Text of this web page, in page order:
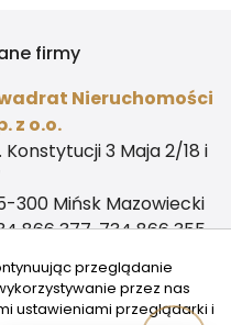
firmy
Nieruchomości
z o.o.
Konstytucji 3 Maja 2/18 i
300 Mińsk Mazowiecki
866 377, 734 866 355
nas tu
przeglądanie
przez nas
ustawieniami przeglądarki i